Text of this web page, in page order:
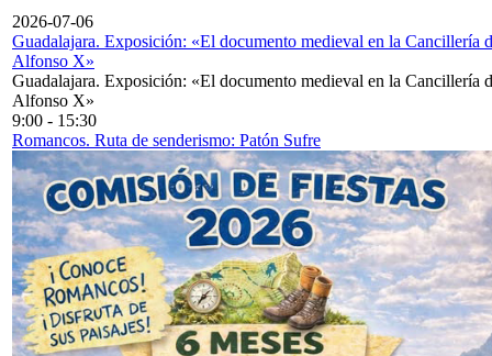
2026-07-06
Guadalajara. Exposición: «El documento medieval en la Cancillería
Alfonso X»
Guadalajara. Exposición: «El documento medieval en la Cancillería
Alfonso X»
9:00 - 15:30
Romancos. Ruta de senderismo: Patón Sufre